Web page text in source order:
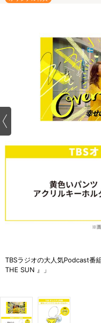
TBSラジオの大人気Podcast番
THE SUN 』」
LINE CUBE SHIBUYA（渋谷